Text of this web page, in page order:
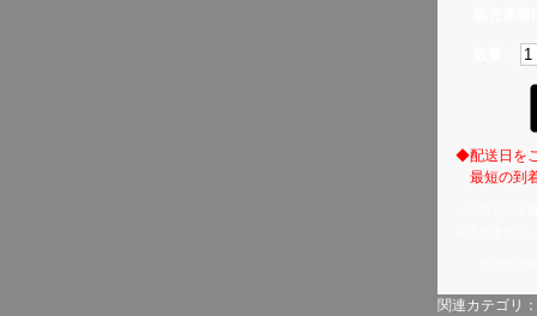
◆配送日を
最短の到
関連カテゴリ：